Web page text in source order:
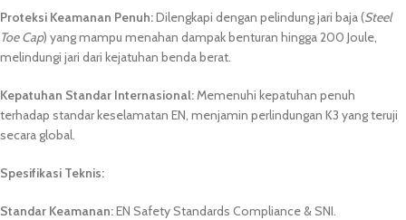
Proteksi Keamanan Penuh:Dilengkapi dengan pelindung jari baja (Steel
Toe Cap) yang mampu menahan dampak benturan hingga 200 Joule,
melindungi jari dari kejatuhan benda berat.
Kepatuhan Standar Internasional: Memenuhi kepatuhan penuh
terhadap standar keselamatan EN, menjamin perlindungan K3 yang teruji
secara global.
Spesifikasi Teknis:
Standar Keamanan:EN Safety Standards Compliance & SNI.